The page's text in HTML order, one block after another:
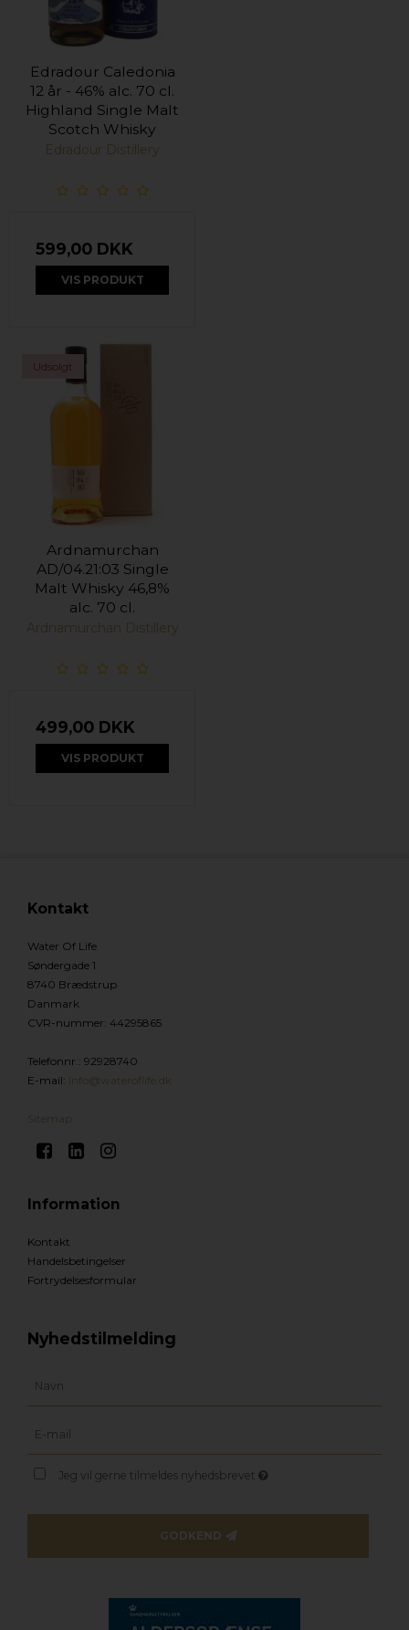
Edradour Caledonia
12 år - 46% alc. 70 cl.
Highland Single Malt
Scotch Whisky
Edradour Distillery
599,00 DKK
VIS PRODUKT
Udsolgt
Ardnamurchan
AD/04.21:03 Single
Malt Whisky 46,8%
alc. 70 cl.
Ardnamurchan Distillery
499,00 DKK
VIS PRODUKT
Kontakt
Water Of Life
Søndergade 1
8740 Brædstrup
Danmark
CVR-nummer: 44295865
Telefonnr.: 92928740
E-mail: Info@wateroflife.dk
Sitemap
Information
Kontakt
Handelsbetingelser
Fortrydelsesformular
Nyhedstilmelding
Jeg vil gerne tilmeldes nyhedsbrevet
GODKEND